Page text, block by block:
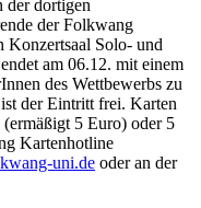
der dortigen
der Folkwang
Solo- und
am 06.12. mit einem
des Wettbewerbs zu
der Eintritt frei. Karten
(ermäßigt 5 Euro) oder 5
Kartenhotline
ed.in
u-gna
oder an der